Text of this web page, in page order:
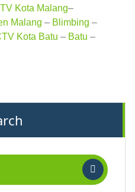
Kota Malang–
Malang – Blimbing –
Kota Batu – Batu –